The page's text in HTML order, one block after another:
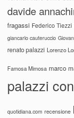
davide
fragassi Federico Tiezzi
giancarlo cauteruccio
renato palazzi Lorenzo
Famosa Mimosa marco
palazzi
quotidiana.com recensione